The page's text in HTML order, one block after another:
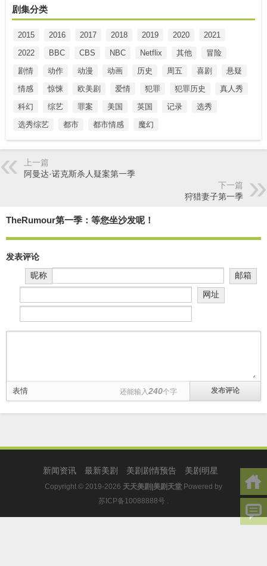
剧集分类
2015 2016 2017 2018 2019 2020
2021
2022
BBC CBS NBC Netflix 其他
冒险
剧情
动作 动漫 动画 历史 周五 喜剧
悬疑
情感
惊悚 欧美剧 爱情 犯罪 犯罪历史
真人秀
科幻
综艺 罪案 美国 英国 记录
选秀
选秀综艺
都市 都市情感 魔幻
上一篇
阿曼达·诺克斯杀人疑案第一季
下一篇
狩猎妻子第一季
TheRumour第一季：等您坐沙发呢！
发表评论
昵称
邮箱
网址
表情 还能输入 240个字
新闻资讯 最新美剧 美剧剧情预告 美剧明星
Copyright © 2019-2026 天天美剧|美剧天堂 Powered by
苏ICP备10088888号 .